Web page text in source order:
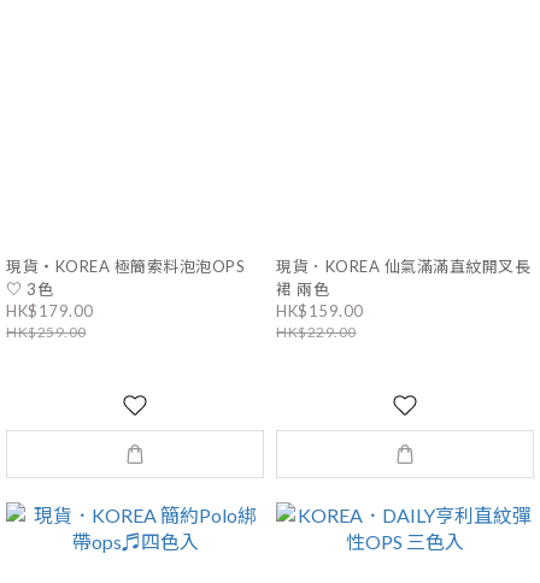
現貨・KOREA 極簡索料泡泡OPS
♡ 3色
HK$179.00
HK$259.00
現貨．KOREA 仙氣滿滿直紋開叉長
裙 兩色
HK$159.00
HK$229.00